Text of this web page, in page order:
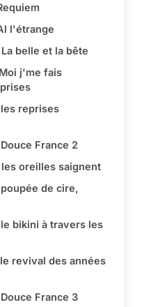
l'étrange
belle et la bête
j'me fais
reprises
France 2
oreilles saignent
de cire,
bikini à travers les
revival des années
France 3